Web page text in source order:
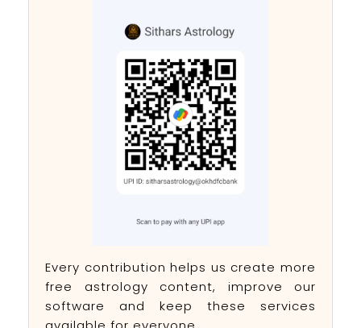
Every contribution helps us create more
free astrology content, improve our
software and keep these services